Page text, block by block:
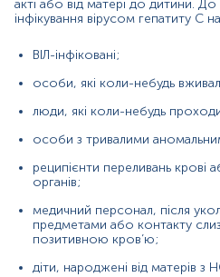
біль у животі;
потемніння сечі;
лише в 15–30% випадків і
хронічну форму. Близько у 20-
розвинутися ускладнення, такі
гепатоцелюлярна карцинома
після початку захворювання.
Вірус гепатиту С є членом
акті або від матері до дитини.
інфікування вірусом гепатиту С
ВІЛ-інфіковані;
особи, які коли-небудь
люди, які коли-небудь
особи з тривалими
реципієнти переливань крові
органів;
медичний персонал, після
предметами або контакту
позитивною кров’ю;
діти, народжені від матерів з